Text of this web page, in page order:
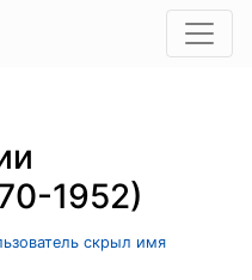
1952)
скрыл имя